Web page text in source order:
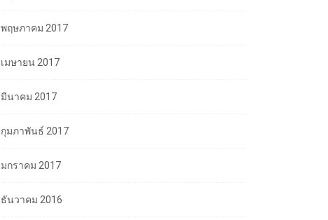
พฤษภาคม 2017
เมษายน 2017
มีนาคม 2017
กุมภาพันธ์ 2017
มกราคม 2017
ธันวาคม 2016